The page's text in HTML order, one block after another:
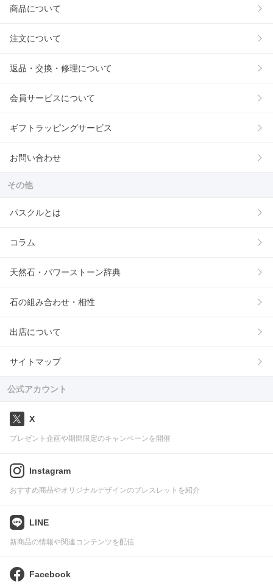
商品について
注文について
返品・交換・修理について
会員サービスについて
ギフトラッピングサービス
お問い合わせ
その他
パスクルとは
コラム
天然石・パワーストーン辞典
石の組み合わせ・相性
出店について
サイトマップ
公式アカウント
X
プレゼント企画や期間限定のキャンペーンを開催
Instagram
おすすめ商品やオリジナルデザインのブレスレットを紹介
LINE
新商品の情報や関連コンテンツを配信
Facebook